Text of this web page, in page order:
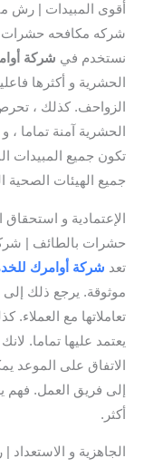
أقوى المبيدات | رش
شركه مكافحه حشرات
نستخدم في شركة
الحشرية و أكثرها
الزواحف. كذلك ،
الحشرية آمنة تماما ،
تكون جميع المبيدات
جميع الهيئات الصحية
الإعتمادية و
حشرات بالطائف |
تعد شركة أوامرك
موثوقة. يرجع ذلك إلى
تعاملاتها مع
يعتمد عليها تماما.
الاتفاق على الموعد
إلى فريق العمل. فهم
أكثر.
الجاهزية و